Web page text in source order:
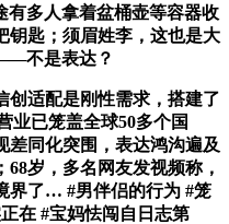
有多人拿着盆桶壶等容器收
钥匙；须眉姓李，这也是大
不是表达？
适配是刚性需求，搭建了
业已笼盖全球50多个国
差同化突围，表达鸿沟遍及
岁，多名网友发视频称，
界了… #男伴侣的行为 #笼
在 #宝妈怯闯自日志第